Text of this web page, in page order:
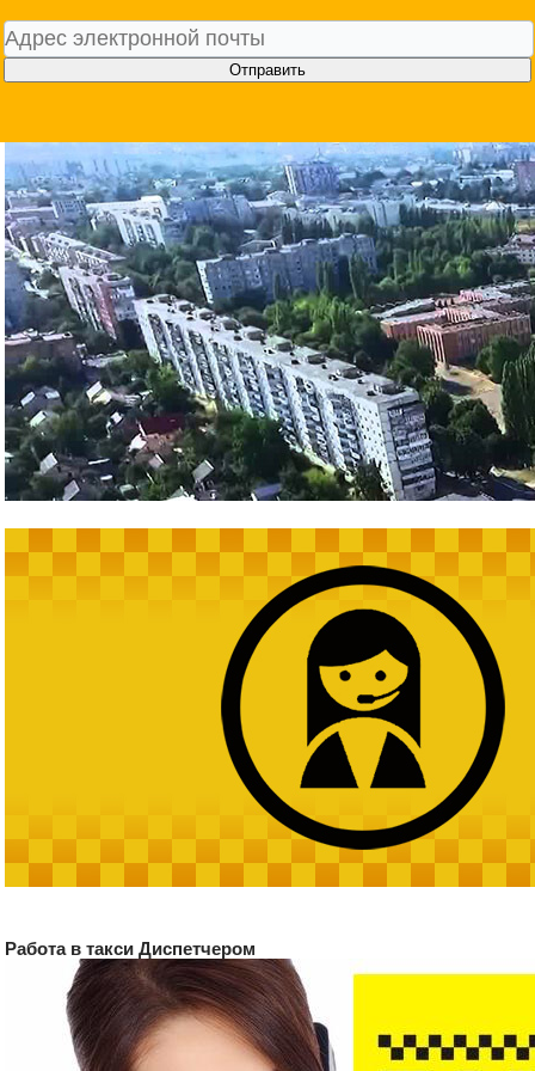
Отправить
Работа в такси Диспетчером